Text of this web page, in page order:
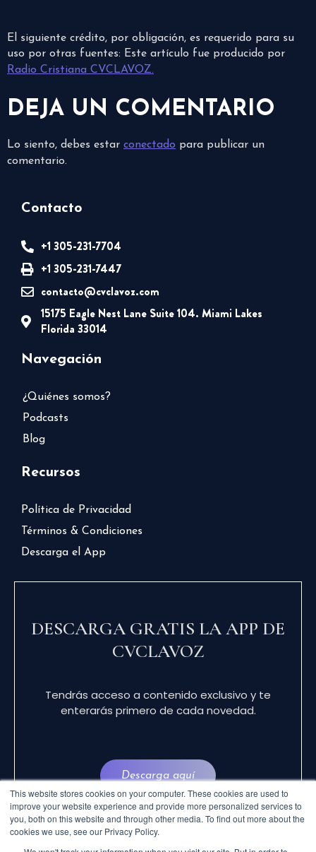
This website stores cookies on your computer. These cookies are used to
improve your website experience and provide more personalized services to
you, both on this website and through other media. To find out more about the
cookies we use, see our Privacy Policy.
El siguiente crédito, por obligación, es requerido para su
uso por otras fuentes: Este artículo fue producido por
Radio Cristiana CVCLAVOZ.
DEJA UN COMENTARIO
Lo siento, debes estar conectado para publicar un
comentario.
Contacto
+1 305-231-7704
+1 305-231-7447
contacto@cvclavoz.com
15175 Eagle Nest Lane Suite 104. Miami Lakes
Florida 33014
Navegación
¿Quiénes somos?
Podcasts
Blog
Recursos
Política de Privacidad
Términos & Condiciones
Descarga el App
DESCARGA GRATIS LA APP DE
CVCLAVOZ
Tendrás acceso a contenido exclusivo y te
enterarás primero de cada novedad.
Descarga aquí